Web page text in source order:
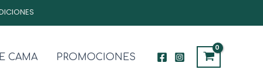
CAMA PROMOCIONES